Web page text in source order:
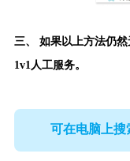
三、 如果以上方法仍
1v1人工服务。
可在电脑上搜